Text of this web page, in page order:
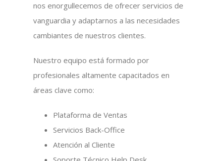
nos enorgullecemos de ofrecer servicios de
vanguardia y adaptarnos a las necesidades
cambiantes de nuestros clientes.
Nuestro equipo está formado por
profesionales altamente capacitados en
áreas clave como:
Plataforma de Ventas
Servicios Back-Office
Atención al Cliente